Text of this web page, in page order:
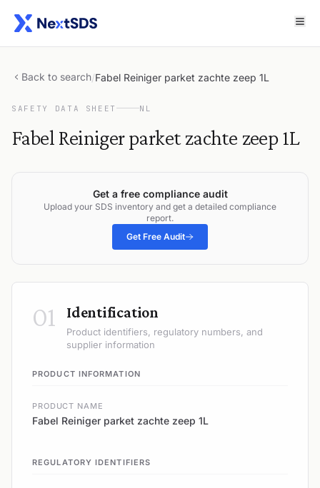
Back to search/Fabel Reiniger parket zachte zeep 1L
SAFETY DATA SHEET NL
Fabel Reiniger parket zachte zeep 1L
Get a free compliance audit
Upload your SDS inventory and get a detailed compliance
report.
Get Free Audit
01 Identification
Product identifiers, regulatory numbers, and
supplier information
PRODUCT INFORMATION
PRODUCT NAME
Fabel Reiniger parket zachte zeep 1L
REGULATORY IDENTIFIERS